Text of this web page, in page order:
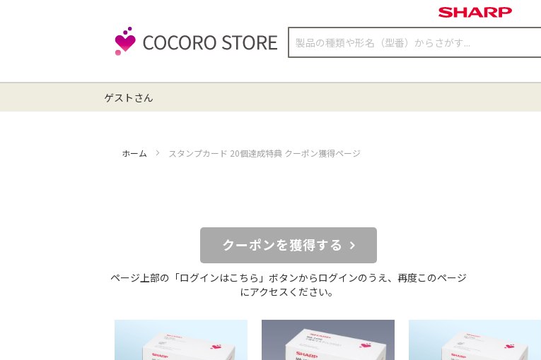
検
ゲストさん
ホーム スタンプカード 20個達成特典 クーポン獲得ページ
クーポンを獲得する
ページ上部の「ログインはこちら」ボタンからログインのうえ、再度このページ
にアクセスください。